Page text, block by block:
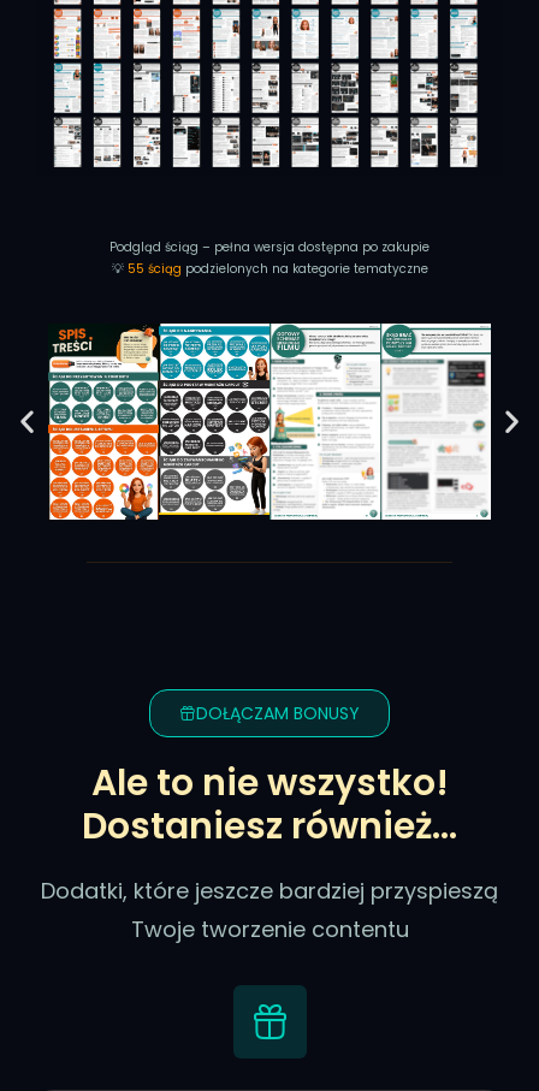
Podgląd ściąg – pełna wersja dostępna po zakupie
💡 55 ściąg podzielonych na kategorie tematyczne
DOŁĄCZAM BONUSY
Ale to nie wszystko!
Dostaniesz również...
Dodatki, które jeszcze bardziej przyspieszą
Twoje tworzenie contentu